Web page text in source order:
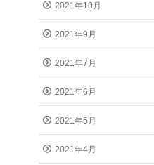
2021年10月
2021年9月
2021年7月
2021年6月
2021年5月
2021年4月